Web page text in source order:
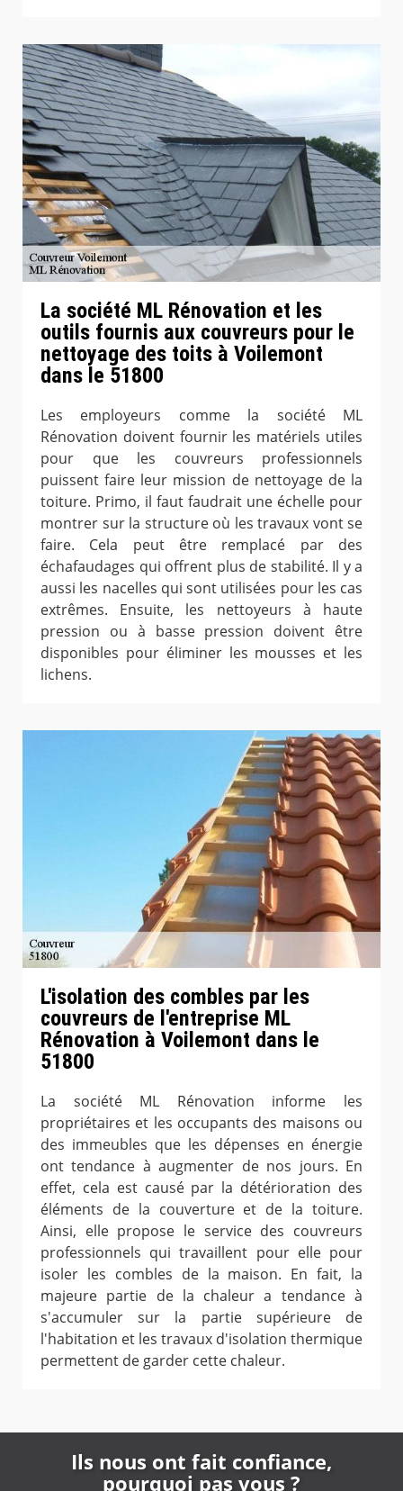
La société ML Rénovation et les
outils fournis aux couvreurs pour le
nettoyage des toits à Voilemont
dans le 51800
Les employeurs comme la société ML
Rénovation doivent fournir les matériels utiles
pour que les couvreurs professionnels
puissent faire leur mission de nettoyage de la
toiture. Primo, il faut faudrait une échelle pour
montrer sur la structure où les travaux vont se
faire. Cela peut être remplacé par des
échafaudages qui offrent plus de stabilité. Il y a
aussi les nacelles qui sont utilisées pour les cas
extrêmes. Ensuite, les nettoyeurs à haute
pression ou à basse pression doivent être
disponibles pour éliminer les mousses et les
lichens.
L'isolation des combles par les
couvreurs de l'entreprise ML
Rénovation à Voilemont dans le
51800
La société ML Rénovation informe les
propriétaires et les occupants des maisons ou
des immeubles que les dépenses en énergie
ont tendance à augmenter de nos jours. En
effet, cela est causé par la détérioration des
éléments de la couverture et de la toiture.
Ainsi, elle propose le service des couvreurs
professionnels qui travaillent pour elle pour
isoler les combles de la maison. En fait, la
majeure partie de la chaleur a tendance à
s'accumuler sur la partie supérieure de
l'habitation et les travaux d'isolation thermique
permettent de garder cette chaleur.
Ils nous ont fait confiance,
pourquoi pas vous ?